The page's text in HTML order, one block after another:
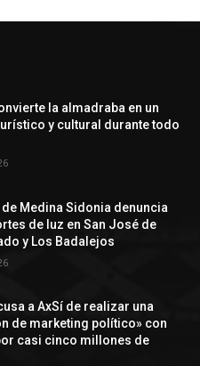
la almadraba en un
y cultural durante todo
de Medina Sidonia denuncia
de luz en San José de
y Los Badalejos
a AxSí de realizar una
de marketing político» con
casi cinco millones de